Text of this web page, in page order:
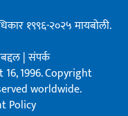
१९९६-२०२५ मायबोली.
|संपर्क
1996. Copyright
worldwide.
Policy